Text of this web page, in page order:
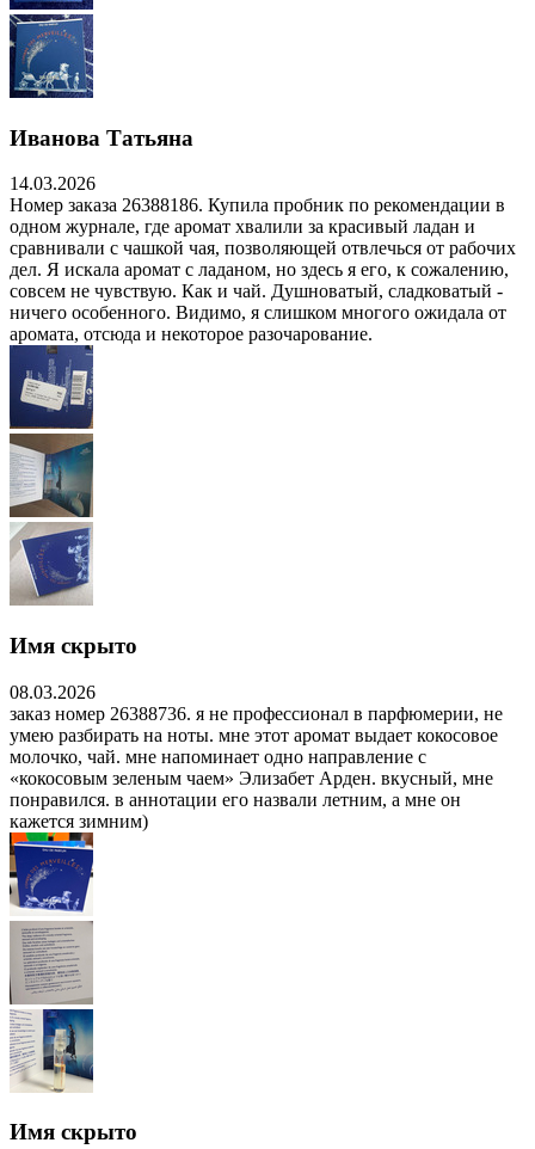
Иванова Татьяна
14.03.2026
Номер заказа 26388186. Купила пробник по рекомендации в
одном журнале, где аромат хвалили за красивый ладан и
сравнивали с чашкой чая, позволяющей отвлечься от рабочих
дел. Я искала аромат с ладаном, но здесь я его, к сожалению,
совсем не чувствую. Как и чай. Душноватый, сладковатый -
ничего особенного. Видимо, я слишком многого ожидала от
аромата, отсюда и некоторое разочарование.
Имя скрыто
08.03.2026
заказ номер 26388736. я не профессионал в парфюмерии, не
умею разбирать на ноты. мне этот аромат выдает кокосовое
молочко, чай. мне напоминает одно направление с
«кокосовым зеленым чаем» Элизабет Арден. вкусный, мне
понравился. в аннотации его назвали летним, а мне он
кажется зимним)
Имя скрыто